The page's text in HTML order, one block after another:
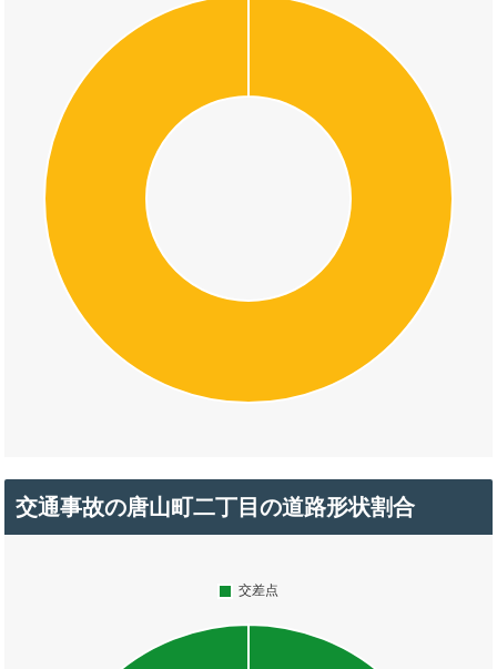
交通事故の唐山町二丁目の道路形状割合